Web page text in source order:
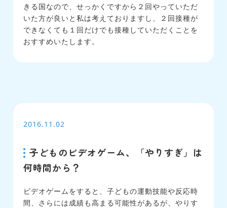
きる国なので、せっかくですから２回やっていただ
いた方が良いと私は考えておりますし、２回接種が
できなくても１回だけでも接種していただくことを
おすすめいたします。
2016.11.02
子どものビデオゲーム、「やりすぎ」は
何時間から？
ビデオゲームをすると、子どもの運動技能や反応時
間、さらには成績も高まる可能性があるが、やりす